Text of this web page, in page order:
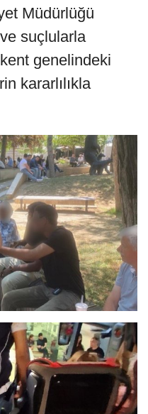
Müdürlüğü
suçlularla
genelindeki
kararlılıkla